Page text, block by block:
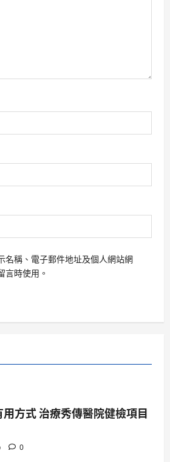
名稱、電子郵件地址及個人網站網
言時使用。
方式 治療秀傳醫院健檢項目
0